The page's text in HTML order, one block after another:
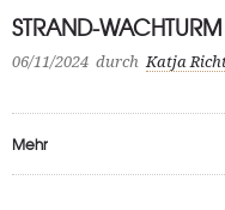
STRAND-
06/11/2024 durch Katja
Mehr